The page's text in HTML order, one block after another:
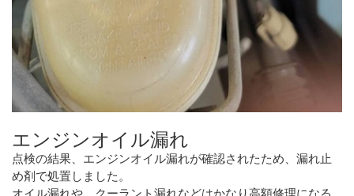
エンジンオイル漏れ
点検の結果、エンジンオイル漏れが確認されたため、漏れ止
め剤で処置しました。
オイル漏れや、クーラント漏れなどはかなり高額修理になる